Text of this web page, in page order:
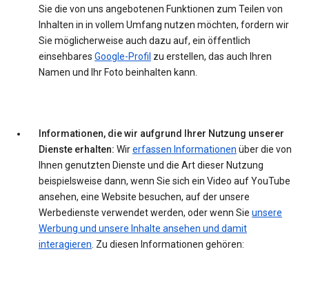
Sie die von uns angebotenen Funktionen zum Teilen von
Inhalten in in vollem Umfang nutzen möchten, fordern wir
Sie möglicherweise auch dazu auf, ein öffentlich
einsehbares Google-Profil zu erstellen, das auch Ihren
Namen und Ihr Foto beinhalten kann.
Informationen, die wir aufgrund Ihrer Nutzung unserer
Dienste erhalten: Wirerfassen Informationen über die von
Ihnen genutzten Dienste und die Art dieser Nutzung
beispielsweise dann, wenn Sie sich ein Video auf YouTube
ansehen, eine Website besuchen, auf der unsere
Werbedienste verwendet werden, oder wenn Sie unsere
Werbung und unsere Inhalte ansehen und damit
interagieren. Zu diesen Informationen gehören: